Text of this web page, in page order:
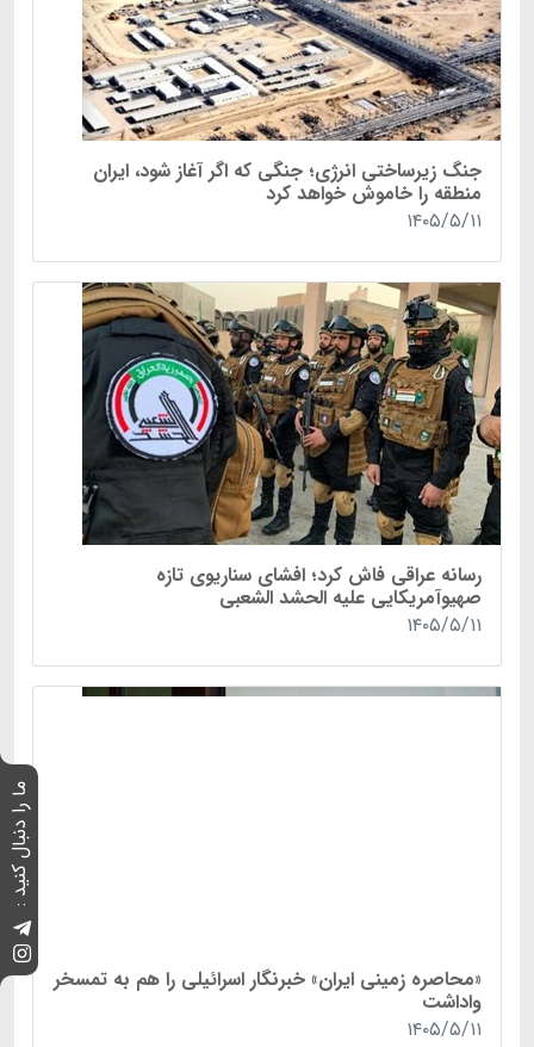
ما را دنبال کنید :
جنگ زیرساختی انرژی؛ جنگی که اگر آغاز شود، ایران
منطقه را خاموش خواهد کرد
۱۴۰۵/۵/۱۱
رسانه عراقی فاش کرد؛ افشای سناریوی تازه
صهیوآمریکایی علیه الحشد الشعبی
۱۴۰۵/۵/۱۱
«محاصره زمینی ایران» خبرنگار اسرائیلی را هم به تمسخر
واداشت
۱۴۰۵/۵/۱۱